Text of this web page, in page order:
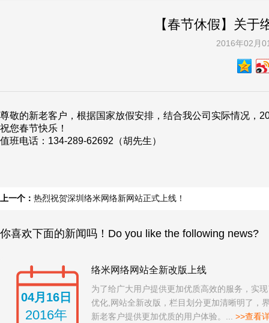
【春节休假】关
2016年02月
尊敬的新老客户，根据国家放假安排，结合我公司实际情况
祝您春节快乐！
值班电话：134-289-62692（胡先生）
上一个： 热烈祝贺深圳络米网络新网站正式上线！
你喜欢下面的新闻吗！Do you like the following news?
04月16日
2016年
络米网络网站全新改版上线
为了给广大用户提供更加优质高效的服务，实
优化,网站全新改版，栏目划分更加清晰明了，
新老客户提供更加优质的用户体验。... >>查看